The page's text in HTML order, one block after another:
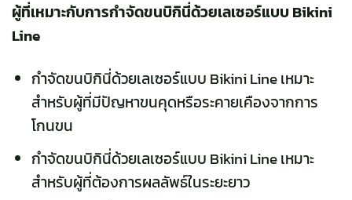
ผู้ที่เหมาะกับการกำจัดขนบิกินี่ด้วยเลเซอร์แบบ Bikini
Line
กำจัดขนบิกินี่ด้วยเลเซอร์แบบ Bikini Line เหมาะ
สำหรับผู้ที่มีปัญหาขนคุดหรือระคายเคืองจากการ
โกนขน
กำจัดขนบิกินี่ด้วยเลเซอร์แบบ Bikini Line เหมาะ
สำหรับผู้ที่ต้องการผลลัพธ์ในระยะยาว